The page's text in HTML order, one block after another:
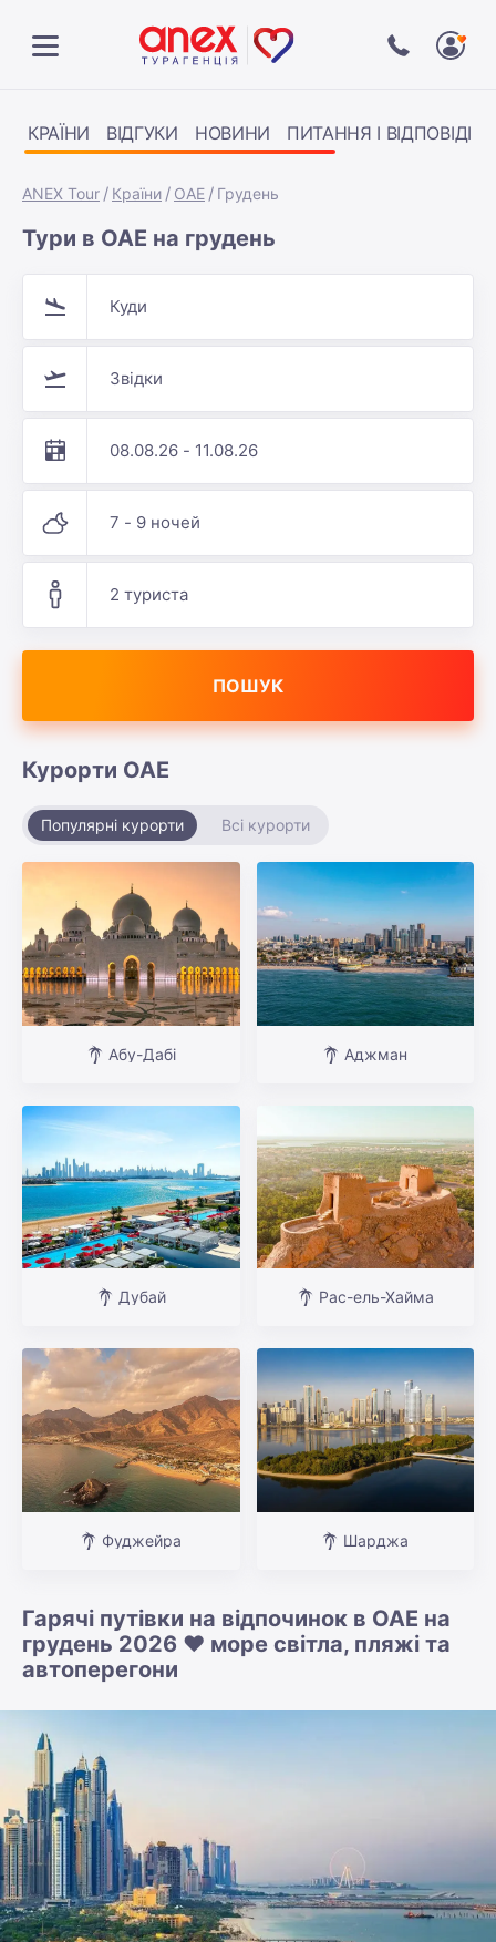
КРАЇНИ ВІДГУКИ НОВИНИ ПИТАННЯ І ВІДПОВІДІ
ANEX Tour Країни ОАЕ Грудень
Тури в ОАЕ на грудень
Куди
Звідки
08.08.26 - 11.08.26
7 - 9 ночей
2 туриста
ПОШУК
Курорти ОАЕ
Популярні курорти Всі курорти
Абу-Дабі Аджман
Дубай Рас-ель-Хайма
Фуджейра Шарджа
Гарячі путівки на відпочинок в ОАЕ на
грудень 2026 ❤️ море світла, пляжі та
автоперегони